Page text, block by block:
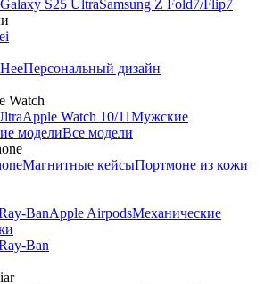
S25 UltraSamsung Z Fold7/Flip7
Персональный дизайн
Watch
Apple Watch 10/11Мужские
моделиВсе модели
Магнитные кейсыПортмоне из кожи
BanApple AirpodsМеханические
Ban